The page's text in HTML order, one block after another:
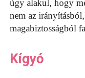
úgy alakul, hogy
nem az
magabiztosságból
Kígyó